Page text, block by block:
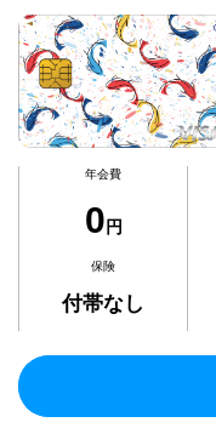
年会費
0 円
保険
付帯なし